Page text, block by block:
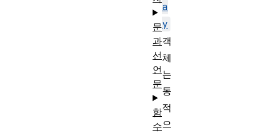
a
y
객
체
는
동
적
으
문
과
선
언
문
함
수